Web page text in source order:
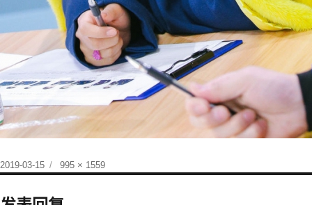
发
于
2019-03-15
原
995 × 1559